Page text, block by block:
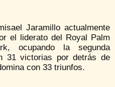
Jaramillo actualmente
el liderato del Royal Palm
ocupando la segunda
31 victorias por detrás de
con 33 triunfos.